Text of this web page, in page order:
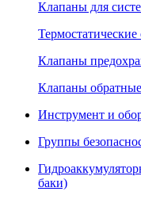
Клапаны для
Клапаны
Клапаны
Инструмент и
Группы
баки)